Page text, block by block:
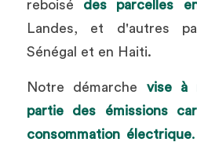
reboisé des parcelles
Landes, et d'autres
Sénégal et en Haiti.
Notre démarche vise à
partie des émissions
consommation électrique.